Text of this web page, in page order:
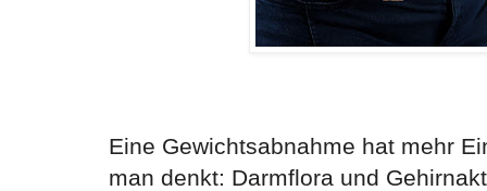
Eine Gewichtsabnahme hat mehr
man denkt: Darmflora und